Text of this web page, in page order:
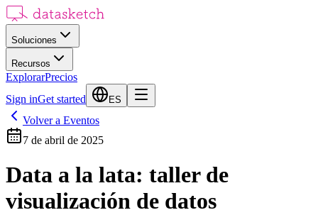
Soluciones
Recursos
ExplorarPrecios
Sign inGet started ES
Volver a Eventos
7 de abril de 2025
Data a la lata: taller de
visualización de datos